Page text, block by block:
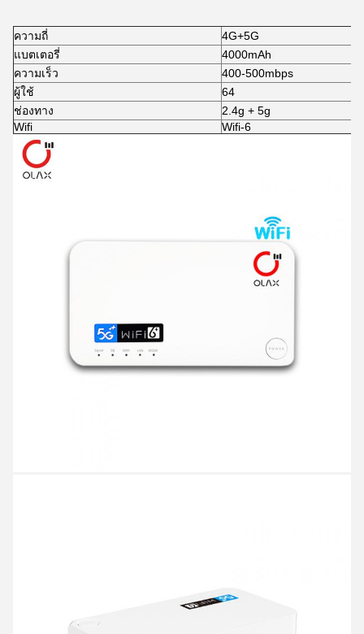
ความถี่
4G+5G
แบตเตอรี่
4000mAh
ความเร็ว
400-500mbps
ผู้ใช้
64
ช่องทาง
2.4g + 5g
Wifi
Wifi-6